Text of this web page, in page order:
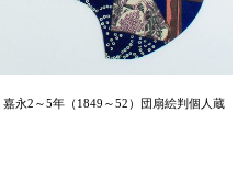
永2～5年（1849～52）団扇絵判個人蔵